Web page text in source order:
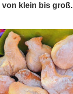
von klein bis groß.